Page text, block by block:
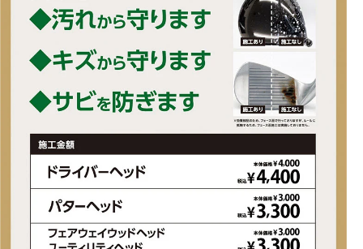
【ご注文サイト】
楽天・アルペン公式オンラインストアの場合・・・夏6/15以降、冬
11/15以降
ヤフーショッピングの場合・・・・・・・・・・・夏5/31以降、冬
10/31以降
ご不便をおかけしますがあらかじめご了承の上ご注文ください。
■2025年モデル
◇証明され続けるスコッティキャメロン プレミアムパフォーマンス
◇短めで丸みを帯びた象徴的な形状のスコッティキャメロンブレー